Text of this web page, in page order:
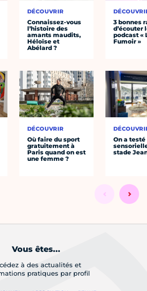
DÉCOUVRIR
Connaissez-vous
l’histoire des
amants maudits,
Héloïse et
Abélard ?
DÉCOUVRIR
Où faire du sport
gratuitement à
Paris quand on est
une femme ?
3 bonnes
d’écouter
podcast «
Fumoir »
On a
stade
Vous êtes...
à des actualités et
pratiques par profil